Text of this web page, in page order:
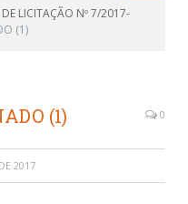
DE LICITAÇÃO Nº 7/2017-
(1)
(1) 0
2017